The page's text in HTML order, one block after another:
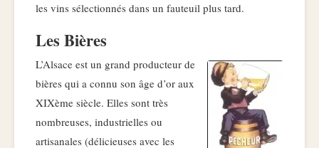
les vins sélectionnés dans un fauteuil plus tard.
Les Bières
L’Alsace est un grand producteur de
bières qui a connu son âge d’or aux
XIXème siècle. Elles sont très
nombreuses, industrielles ou
artisanales (délicieuses avec les